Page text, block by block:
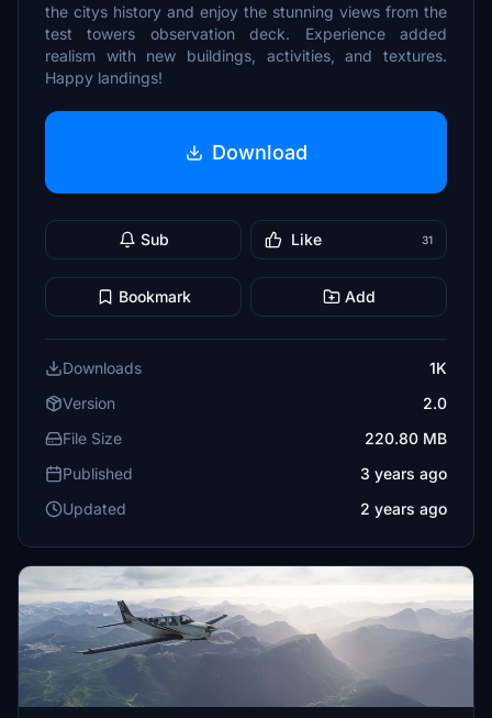
the citys history and enjoy the stunning views from the
test towers observation deck. Experience added
realism with new buildings, activities, and textures.
Happy landings!
Download
Sub Like 31
Bookmark Add
Downloads
1K
Version
2.0
File Size
220.80 MB
Published
3 years ago
Updated
2 years ago